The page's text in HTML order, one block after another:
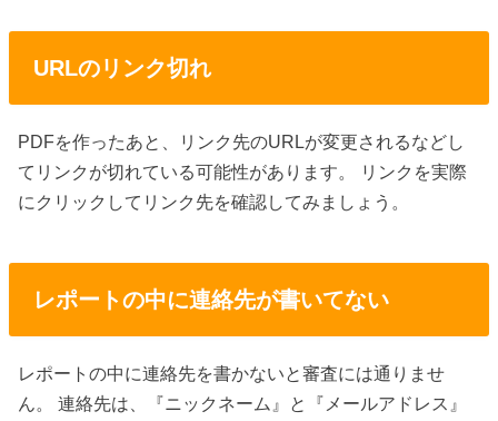
URLのリンク切れ
PDFを作ったあと、リンク先のURLが変更されるなどし
てリンクが切れている可能性があります。 リンクを実際
にクリックしてリンク先を確認してみましょう。
レポートの中に連絡先が書いてない
レポートの中に連絡先を書かないと審査には通りませ
ん。 連絡先は、『ニックネーム』と『メールアドレス』